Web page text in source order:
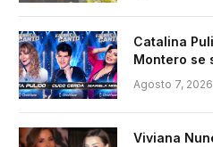
Catalina
Montero se
Agosto 7, 2026
Viviana